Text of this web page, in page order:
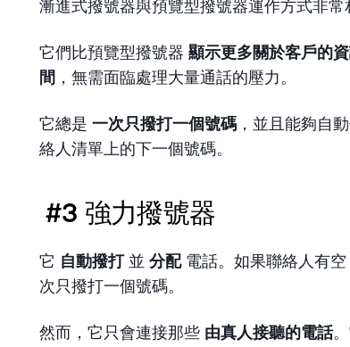
漸進式撥號器與預覽型撥號器運作方式非
它們比預覽型撥號器 顯示更多關於客戶的
間 ，無需面臨處理大量通話的壓力。
它總是 一次只撥打一個號碼 ，並且能夠自
絡人清單上的下一個號碼。
#3 強力撥號器
它 自動撥打並 分配電話。如果聯絡人有空
次只撥打一個號碼。
然而，它只會連接那些 由真人接聽的電話